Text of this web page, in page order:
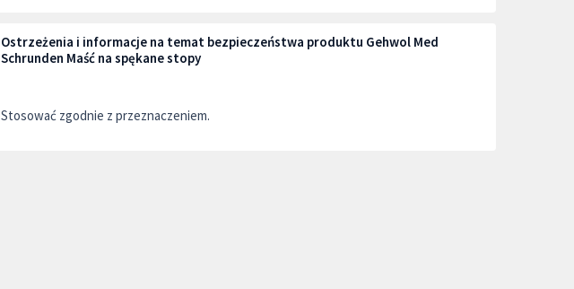
Ostrzeżenia i informacje na temat bezpieczeństwa produktu Gehwol Med
Schrunden Maść na spękane stopy
Stosować zgodnie z przeznaczeniem.